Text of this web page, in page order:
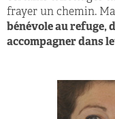
frayer un chemin.
bénévole au refuge,
accompagner dans